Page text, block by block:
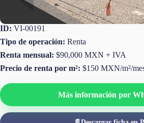
ID: VI-00191
Tipo de operación: Renta
Renta mensual: $90,000 MXN + IVA
Precio de renta por m²: $150 MXN/m²/
Más información por